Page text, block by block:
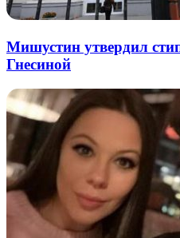
Мишустин утвердил
Гнесиной